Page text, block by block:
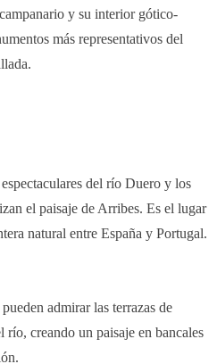
y su interior gótico-
más representativos del
del río Duero y los
el paisaje de Arribes. Es el lugar
natural entre España y Portugal.
admirar las terrazas de
río, creando un paisaje en bancales